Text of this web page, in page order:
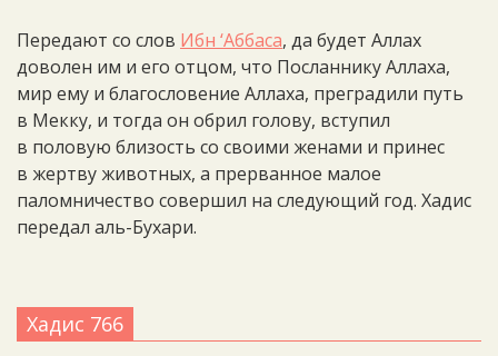
Передают со слов Ибн ‘Аббаса, да будет Аллах
доволен им и его отцом, что Посланнику Аллаха,
мир ему и благословение Аллаха, преградили путь
в Мекку, и тогда он обрил голову, вступил
в половую близость со своими женами и принес
в жертву животных, а прерванное малое
паломничество совершил на следующий год. Хадис
передал аль-Бухари.
Хадис 766